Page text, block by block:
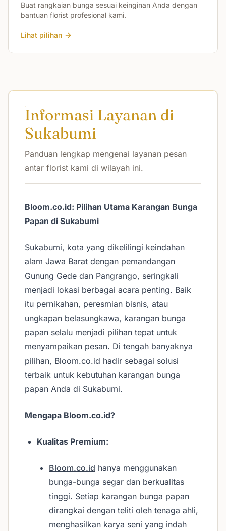
Buat rangkaian bunga sesuai keinginan Anda dengan
bantuan florist profesional kami.
Lihat pilihan
Informasi Layanan di
Sukabumi
Panduan lengkap mengenai layanan pesan
antar florist kami di wilayah ini.
Bloom.co.id: Pilihan Utama Karangan Bunga
Papan di Sukabumi
Sukabumi, kota yang dikelilingi keindahan
alam Jawa Barat dengan pemandangan
Gunung Gede dan Pangrango, seringkali
menjadi lokasi berbagai acara penting. Baik
itu pernikahan, peresmian bisnis, atau
ungkapan belasungkawa, karangan bunga
papan selalu menjadi pilihan tepat untuk
menyampaikan pesan. Di tengah banyaknya
pilihan, Bloom.co.id hadir sebagai solusi
terbaik untuk kebutuhan karangan bunga
papan Anda di Sukabumi.
Mengapa Bloom.co.id?
Kualitas Premium:
Bloom.co.id hanya menggunakan
bunga-bunga segar dan berkualitas
tinggi. Setiap karangan bunga papan
dirangkai dengan teliti oleh tenaga ahli,
menghasilkan karya seni yang indah